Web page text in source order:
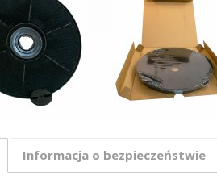
Informacja o bezpieczeństwie